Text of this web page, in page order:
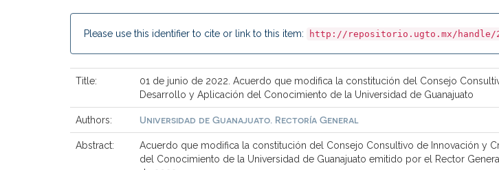
Please use this identifier to cite or link to this item: http://repositorio.ugto.mx/handle/
Title:
01 de junio de 2022. Acuerdo que modifica la constitución del Consejo
Desarrollo y Aplicación del Conocimiento de la Universidad de Guanajuato
Authors: Universidad de Guanajuato. Rectoría General
Abstract:
Acuerdo que modifica la constitución del Consejo Consultivo de Innovación y
del Conocimiento de la Universidad de Guanajuato emitido por el Rector